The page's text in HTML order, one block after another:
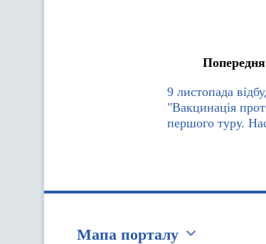
Попередня
9 листопада
"Вакцинація
першого туру.
Мапа порталу